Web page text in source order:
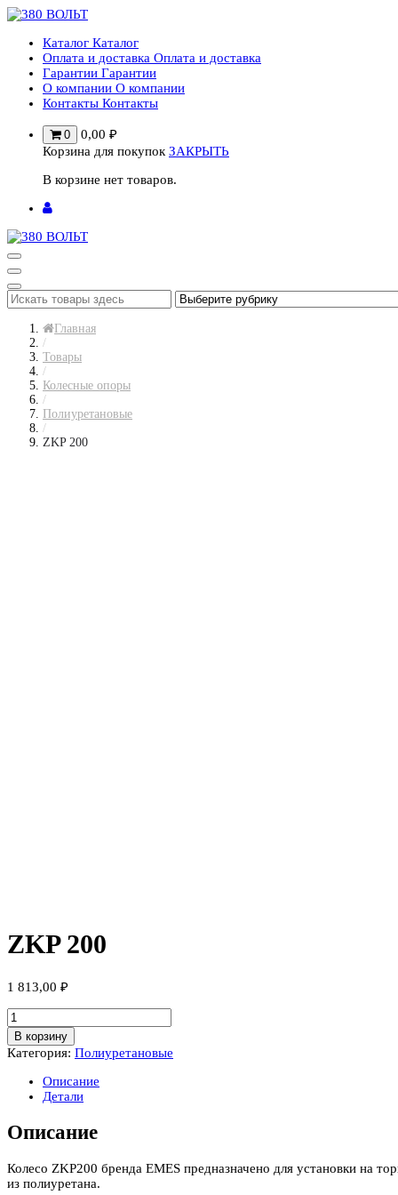
Перейти
содержимому
Каталог Каталог
Оплата и доставка Оплата и доставка
Гарантии Гарантии
О компании О компании
Контакты Контакты
0 0,00 ₽
Корзина для покупок ЗАКРЫТЬ
В корзине нет товаров.
Главная
/
Товары
/
Колесные опоры
/
Полиуретановые
/
ZKP 200
ZKP 200
1 813,00 ₽
Количество
товара
ZKP
200
В корзину
Категория: Полиуретановые
Описание
Детали
Описание
Колесо ZKP200 бренда EMES предназначено для установки на
из полиуретана.